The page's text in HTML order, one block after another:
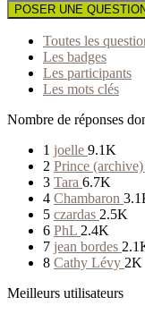
POSER UNE
Toutes les
Les badges
Les participants
Les mots clés
Nombre de réponses
1 joelle 9.1K
2 Prince (archive)
3 Tara 6.7K
4 Chambaron
5 czardas 2.5K
6 PhL 2.4K
7 jean bordes
8 Cathy Lévy 2K
Meilleurs utilisateurs